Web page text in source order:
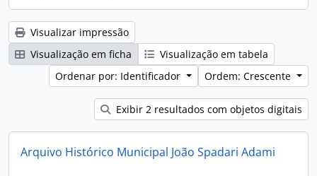
Visualizar impressão
Visualização em ficha
Visualização em tabela
Ordenar por: Identificador
Ordem: Crescente
Exibir 2 resultados com objetos digitais
Arquivo Histórico Municipal João Spadari Adami